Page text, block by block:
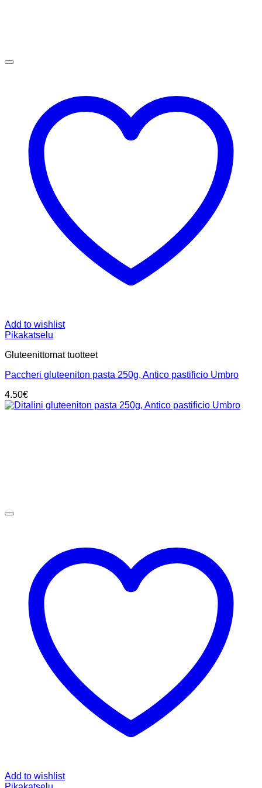
Add to wishlist
Pikakatselu
Gluteenittomat tuotteet
Paccheri gluteeniton pasta 250g, Antico pastificio Umbro
4.50€
Add to wishlist